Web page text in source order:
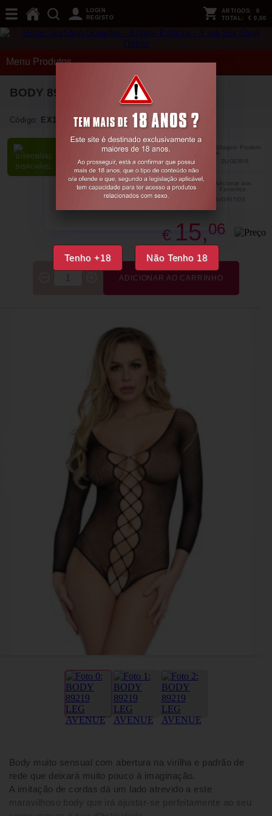
Tenho +18 Não Tenho 18
LOGIN
REGISTO
ARTIGOS: 0
TOTAL: € 0,00
Menu Produtos
BODY 89219 LEG AVENUE
Código: EX18380
DISPONÍVEL
SUGERIR
PARTILHAR
FAVORITOS
€ 15,06
ADICIONAR AO CARRINHO
Body muito sensual com abertura na virilha e padrão de
rede que deixará muito pouco à imaginação.
A imitação de cordas dá um lado atrevido a este
maravilhoso body que irá ajustar-se perfeitamente ao seu